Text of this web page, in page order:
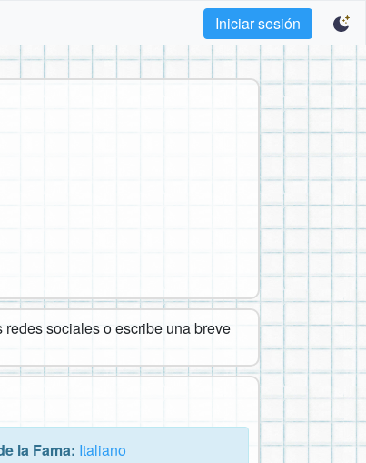
Iniciar sesión
sociales o escribe una breve
la Fama: Italiano